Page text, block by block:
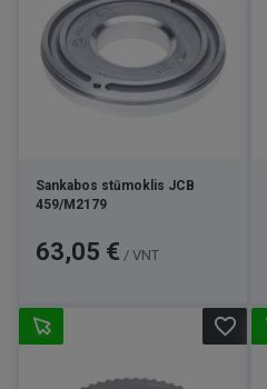
Sankabos stūmoklis JCB
459/M2179
Kaina
63,05 € / VNT
favorite_border